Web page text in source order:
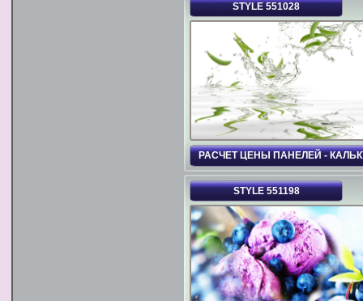
STYLE 551028
РАСЧЕТ ЦЕНЫ ПАНЕЛЕЙ -
STYLE 551198